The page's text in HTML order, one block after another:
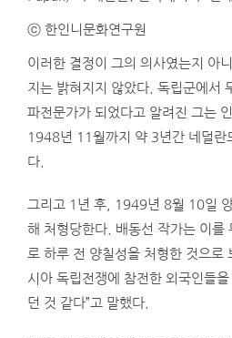
ⓒ 한인니문화연구원
이러한 결정이 그의 의사였는지 아
지는 밝혀지지 않았다. 독립군에서
파전문가가 되었다고 알려진 그는
1948년 11월까지 약 3년간 네덜란
다.
그리고 1년 후, 1949년 8월 10일
해 처형당한다. 배동선 작가는 이를
로 하루 전 양칠성을 처형한 것으로
시아 독립전쟁에 참전한 외국인들
던 것 같다”고 말했다.